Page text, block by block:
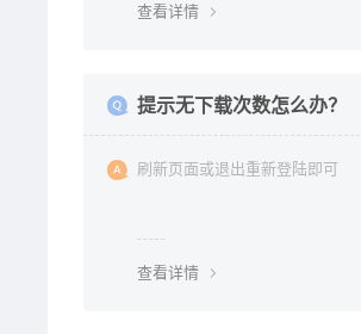
查看详情
提示无下载次数怎么办？
刷新页面或退出重新登陆即可
查看详情